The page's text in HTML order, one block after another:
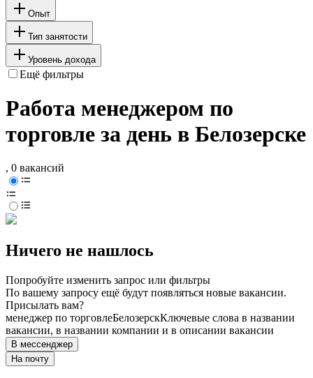
Опыт
Тип занятости
Уровень дохода
Ещё фильтры
Работа менеджером по
торговле за день в Белозерске
, 0 вакансий
Ничего не нашлось
Попробуйте изменить запрос или фильтры
По вашему запросу ещё будут появляться новые вакансии.
Присылать вам?
менеджер по торговлеБелозерскКлючевые слова в названии
вакансии, в названии компании и в описании вакансии
В мессенджер
На почту